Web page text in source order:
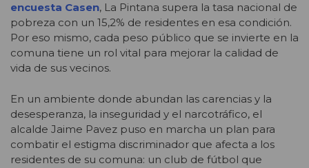
encuesta Casen, La Pintana supera la tasa nacional de
pobreza con un 15,2% de residentes en esa condición.
Por eso mismo, cada peso público que se invierte en la
comuna tiene un rol vital para mejorar la calidad de
vida de sus vecinos.
En un ambiente donde abundan las carencias y la
desesperanza, la inseguridad y el narcotráfico, el
alcalde Jaime Pavez puso en marcha un plan para
combatir el estigma discriminador que afecta a los
residentes de su comuna: un club de fútbol que